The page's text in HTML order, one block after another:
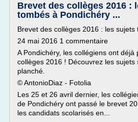
Brevet des collèges 2016 :
tombés à Pondichéry ...
Brevet des collèges 2016 : les
24 mai 2016 1 commentaire
A Pondichéry, les collégiens ont
collèges 2016 ! Découvrez les sujets
planché.
© AntonioDiaz - Fotolia
Les 25 et 26 avril dernier, les
de Pondichéry ont passé le brevet
les candidats scolarisés en...